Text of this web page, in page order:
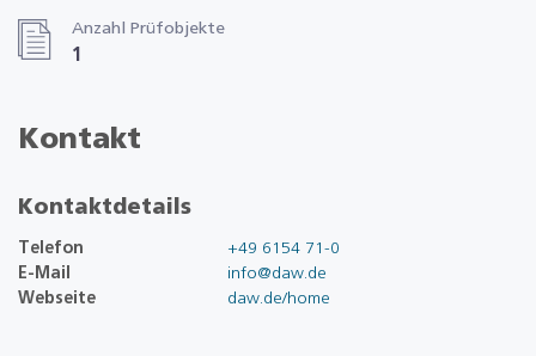
Anzahl Prüfobjekte
1
Kontakt
Kontaktdetails
Telefon
+49 6154 71-0
E-Mail
info@daw.de
Webseite
daw.de/home